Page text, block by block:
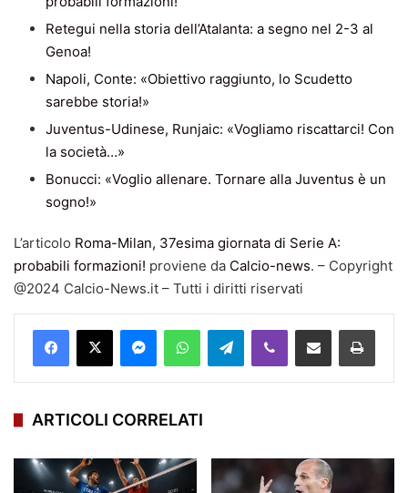
Retegui nella storia dell’Atalanta: a segno nel 2-3 al
Genoa!
Napoli, Conte: «Obiettivo raggiunto, lo Scudetto
sarebbe storia!»
Juventus-Udinese, Runjaic: «Vogliamo riscattarci! Con
la società…»
Bonucci: «Voglio allenare. Tornare alla Juventus è un
sogno!»
L’articolo Roma-Milan, 37esima giornata di Serie A:
probabili formazioni! proviene da Calcio-news. – Copyright
@2024 Calcio-News.it – Tutti i diritti riservati
Telegram
ARTICOLI CORRELATI